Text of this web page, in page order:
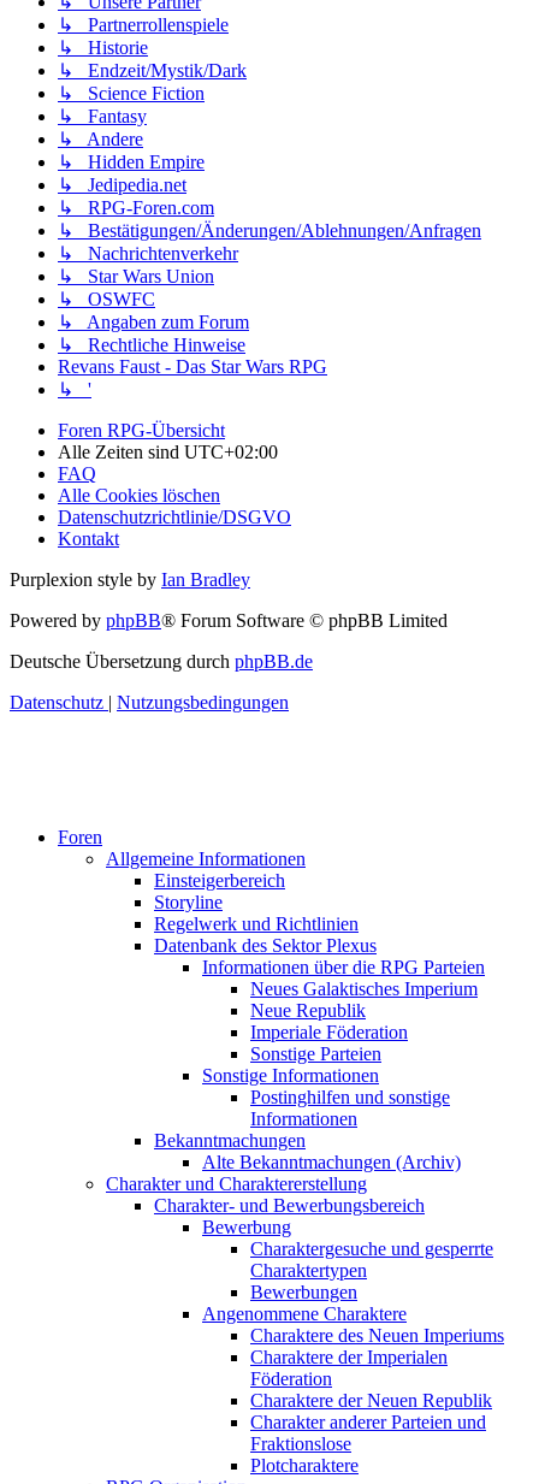
↳ Partnerrollenspiele
↳ Historie
↳ Endzeit/Mystik/Dark
↳ Science Fiction
↳ Fantasy
↳ Andere
↳ Hidden Empire
↳ Jedipedia.net
↳ RPG-Foren.com
↳ Bestätigungen/Änderungen/Ablehnungen/Anfragen
↳ Nachrichtenverkehr
↳ Star Wars Union
↳ OSWFC
↳ Angaben zum Forum
↳ Rechtliche Hinweise
Revans Faust - Das Star Wars RPG
↳ '
Foren RPG-Übersicht
Alle Zeiten sind UTC+02:00
FAQ
Alle Cookies löschen
Datenschutzrichtlinie/DSGVO
Kontakt
Purplexion style by Ian Bradley
Powered by phpBB® Forum Software © phpBB Limited
Deutsche Übersetzung durch phpBB.de
Datenschutz | Nutzungsbedingungen
Foren
Allgemeine Informationen
Einsteigerbereich
Storyline
Regelwerk und Richtlinien
Datenbank des Sektor Plexus
Informationen über die RPG Parteien
Neues Galaktisches Imperium
Neue Republik
Imperiale Föderation
Sonstige Parteien
Sonstige Informationen
Postinghilfen und sonstige
Informationen
Bekanntmachungen
Alte Bekanntmachungen (Archiv)
Charakter und Charaktererstellung
Charakter- und Bewerbungsbereich
Bewerbung
Charaktergesuche und gesperrte
Charaktertypen
Bewerbungen
Angenommene Charaktere
Charaktere des Neuen Imperiums
Charaktere der Imperialen
Föderation
Charaktere der Neuen Republik
Charakter anderer Parteien und
Fraktionslose
Plotcharaktere